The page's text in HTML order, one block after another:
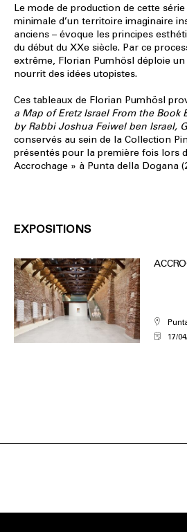
Le mode de production de cette
minimale d’un territoire imaginaire
anciens – évoque les principes
du début du XXe siècle. Par ce
extrême, Florian Pumhösl déploie
nourrit des idées utopistes.
Ces tableaux de Florian Pumhösl
a Map of Eretz Israel From the Book
by Rabbi Joshua Feiwel ben Israel,
conservés au sein de la Collection
présentés pour la première fois lors
Accrochage » à Punta della Dogana
EXPOSITIONS
17/